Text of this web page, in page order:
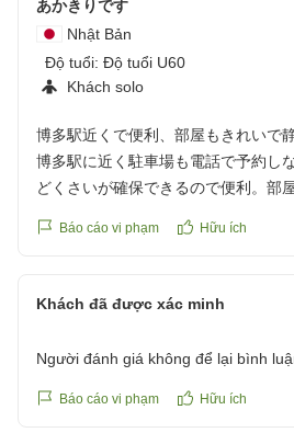
あかきりです
Nhật Bản
Độ tuổi: Độ tuổi U60
Khách solo
博多駅近くで便利、部屋もきれいで
博多駅に近く駐車場も電話で予約し
どくさいが確保できるので便利。部
クチコミの詳細はこちらから
Báo cáo vi phạm Hữu ích
Khách đã được xác minh
Người đánh giá không để lại bình
Báo cáo vi phạm Hữu ích